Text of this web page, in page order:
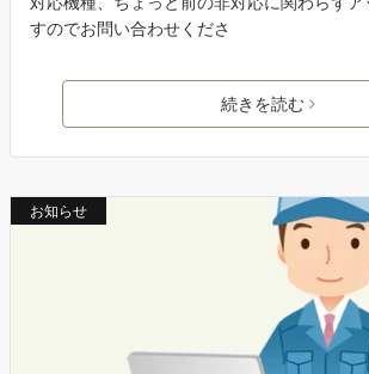
すのでお問い合わせくださ
続きを読む
お知らせ